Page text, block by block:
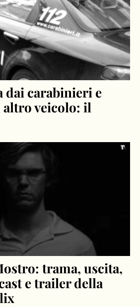
dai carabinieri e
altro veicolo: il
trama, uscita,
e trailer della